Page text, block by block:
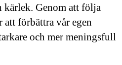
kärlek. Genom att följa
förbättra vår egen
och mer meningsfull